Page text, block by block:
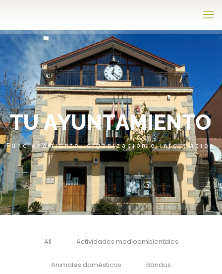
TU AYUNTAMIENTO
Funcionamiento, organización e información
All Actividades medioambientales
Animales domésticos Bandos